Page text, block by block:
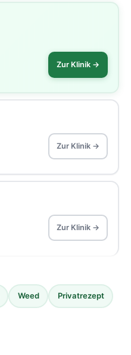
Zur Klinik →
Zur Klinik →
Zur Klinik →
Weed Privatrezept